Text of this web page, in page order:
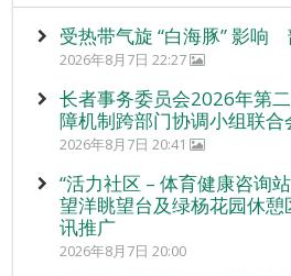
受热带气旋 “白海豚” 影响
2026年8月7日 22:27
长者事务委员会2026年第
障机制跨部门协调小组联合
2026年8月7日 20:41
“活力社区 – 体育健康咨询
望洋眺望台及绿杨花园休
讯推广
2026年8月7日 20:00